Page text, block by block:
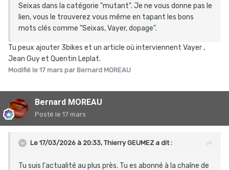
Seixas dans la catégorie "mutant". Je ne vous donne pas le
lien, vous le trouverez vous même en tapant les bons
mots clés comme "Seixas, Vayer, dopage".
Tu peux ajouter 3bikes et un article où interviennent Vayer ,
Jean Guy et Quentin Leplat.
Modifié le 17 mars par Bernard MOREAU
Bernard MOREAU
Posté le 17 mars
Le 17/03/2026 à 20:33, Thierry GEUMEZa dit :
Tu suis l'actualité au plus près. Tu es abonné à la chaîne de